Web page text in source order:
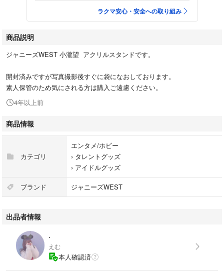
ラクマ安心・安全への取り組み
商品説明
ジャニーズWEST 小瀧望 アクリルスタンドです。
開封済みですが写真撮影後すぐに袋になおしております。
素人保管のため気にされる方は購入ご遠慮ください。
4年以上前
商品情報
カテゴリ
エンタメ/ホビー
› タレントグッズ
› アイドルグッズ
ブランド ジャニーズWEST
出品者情報
.
えむ
本人確認済